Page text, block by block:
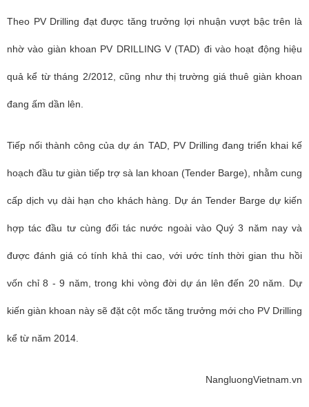
Theo PV Drilling đạt được tăng trưởng lợi nhuận vượt bậc trên là
nhờ vào giàn khoan PV DRILLING V (TAD) đi vào hoạt động hiệu
quả kể từ tháng 2/2012, cũng như thị trường giá thuê giàn khoan
đang ấm dần lên.
Tiếp nối thành công của dự án TAD, PV Drilling đang triển khai kế
hoạch đầu tư giàn tiếp trợ sà lan khoan (Tender Barge), nhằm cung
cấp dịch vụ dài hạn cho khách hàng. Dự án Tender Barge dự kiến
hợp tác đầu tư cùng đối tác nước ngoài vào Quý 3 năm nay và
được đánh giá có tính khả thi cao, với ước tính thời gian thu hồi
vốn chỉ 8 - 9 năm, trong khi vòng đời dự án lên đến 20 năm. Dự
kiến giàn khoan này sẽ đặt cột mốc tăng trưởng mới cho PV Drilling
kể từ năm 2014.
NangluongVietnam.vn